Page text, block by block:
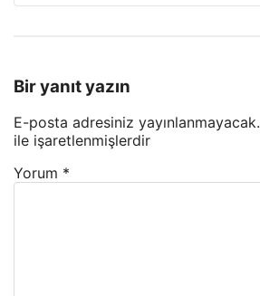
Bir yanıt yazın
E-posta adresiniz yayınlanmayacak.
ile işaretlenmişlerdir
Yorum *